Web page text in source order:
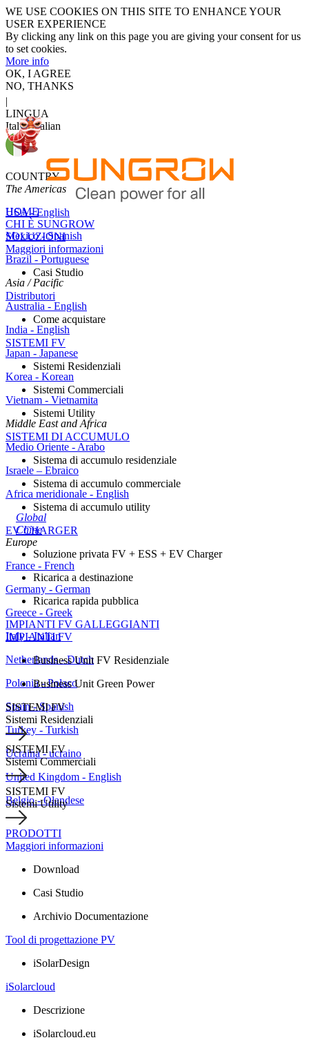
WE USE COOKIES ON THIS SITE TO ENHANCE YOUR
USER EXPERIENCE
By clicking any link on this page you are giving your consent for us
to set cookies.
More info
OK, I AGREE
NO, THANKS
|
LINGUA
Italy - Italian
COUNTRY
The Americas
USA - English
Mexico - Spanish
Brazil - Portuguese
Asia / Pacific
Australia - English
India - English
Japan - Japanese
Korea - Korean
Vietnam - Vietnamita
Middle East and Africa
Medio Oriente - Arabo
Israele – Ebraico
Africa meridionale - English
Global
Chine
Europe
France - French
Germany - German
Greece - Greek
Italy - Italian
Netherlands - Dutch
Polonia - Polaco
Spain - Spanish
Turkey - Turkish
Ucraina - ucraino
United Kingdom - English
Belgio - Olandese
HOME
CHI È SUNGROW
SOLUZIONI
Maggiori informazioni
Casi Studio
Distributori
Come acquistare
SISTEMI FV
Sistemi Residenziali
Sistemi Commerciali
Sistemi Utility
SISTEMI DI ACCUMULO
Sistema di accumulo residenziale
Sistema di accumulo commerciale
Sistema di accumulo utility
EV CHARGER
Soluzione privata FV + ESS + EV Charger
Ricarica a destinazione
Ricarica rapida pubblica
IMPIANTI FV GALLEGGIANTI
IMPIANTI FV
Business Unit FV Residenziale
Business Unit Green Power
SISTEMI FV
Sistemi Residenziali
SISTEMI FV
Sistemi Commerciali
SISTEMI FV
Sistemi Utility
PRODOTTI
Maggiori informazioni
Download
Casi Studio
Archivio Documentazione
Tool di progettazione PV
iSolarDesign
iSolarcloud
Descrizione
iSolarcloud.eu